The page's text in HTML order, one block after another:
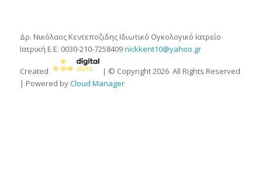
Δρ. Νικόλαος Κεντεποζιδης Ιδιωτικό Ογκολογικό Ιατρείο
Ιατρική Ε.Ε. 0030-210-7258409nickkent10@yahoo.gr
Created | © Copyright2026All Rights Reserved
| Powered byCloud Manager